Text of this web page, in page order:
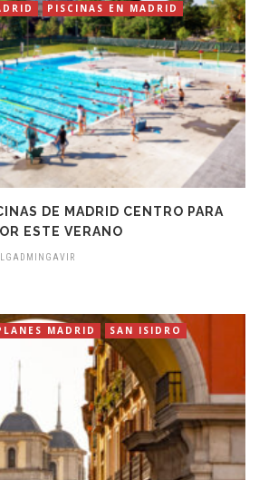
PISCINAS EN MADRID
DE MADRID CENTRO PARA
ESTE VERANO
MADRID SAN ISIDRO